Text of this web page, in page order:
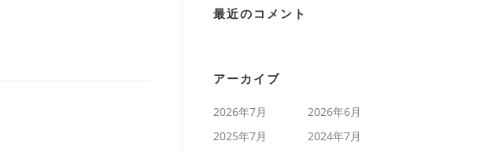
最近のコメント
アーカイブ
2026年7月
2026年6月
2025年7月
2024年7月